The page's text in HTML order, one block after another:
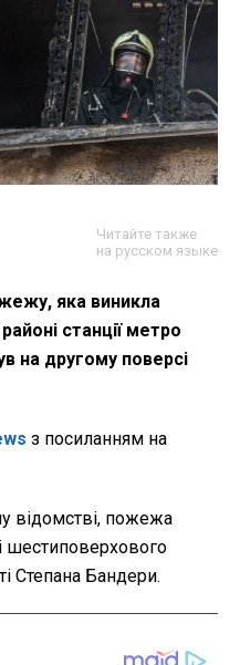
Читайте также
на русском языке
яка виникла
станції метро
на другому поверсі
з посиланням на
відомстві, пожежа
шестиповерхового
Степана Бандери.